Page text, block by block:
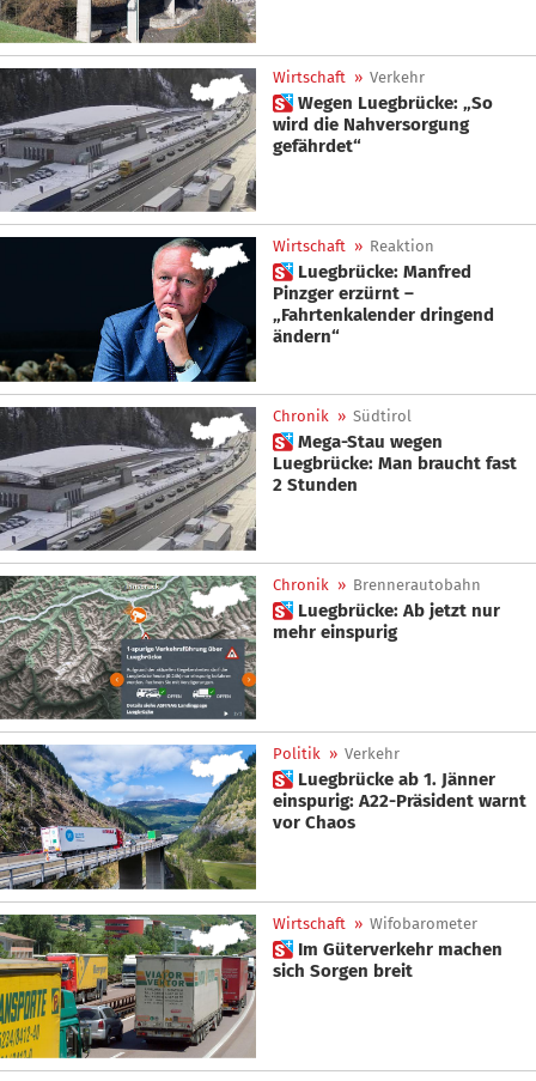
Wirtschaft » Verkehr
 Wegen Luegbrücke: „So
wird die Nahversorgung
gefährdet“
Wirtschaft » Reaktion
 Luegbrücke: Manfred
Pinzger erzürnt –
„Fahrtenkalender dringend
ändern“
Chronik » Südtirol
 Mega-Stau wegen
Luegbrücke: Man braucht fast
2 Stunden
Chronik » Brennerautobahn
 Luegbrücke: Ab jetzt nur
mehr einspurig
Politik » Verkehr
 Luegbrücke ab 1. Jänner
einspurig: A22-Präsident warnt
vor Chaos
Wirtschaft » Wifobarometer
 Im Güterverkehr machen
sich Sorgen breit